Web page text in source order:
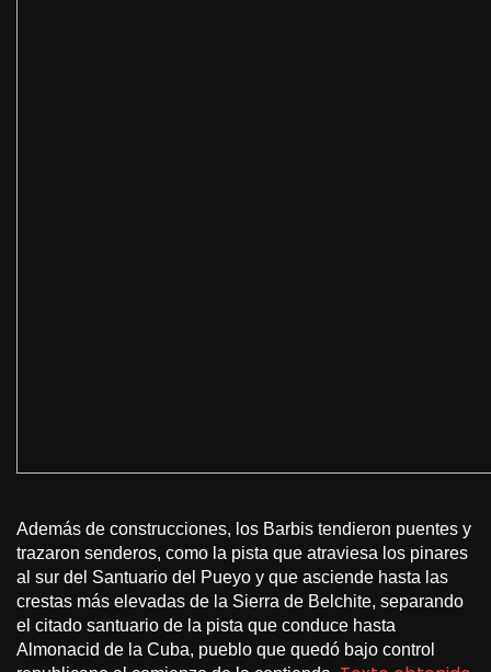
Además de construcciones, los Barbis tendieron puentes y
trazaron senderos, como la pista que atraviesa los pinares
al sur del Santuario del Pueyo y que asciende hasta las
crestas más elevadas de la Sierra de Belchite, separando
el citado santuario de la pista que conduce hasta
Almonacid de la Cuba, pueblo que quedó bajo control